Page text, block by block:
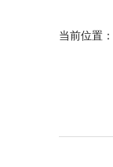
当前位置：